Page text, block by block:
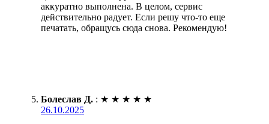
аккуратно выполнена. В целом, сервис
действительно радует. Если решу что-то еще
печатать, обращусь сюда снова. Рекомендую!
Болеслав Д. : ★ ★ ★ ★ ★
26.10.2025